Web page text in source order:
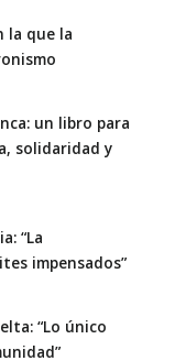
la que la
un libro para
solidaridad y
“La
impensados”
“Lo único